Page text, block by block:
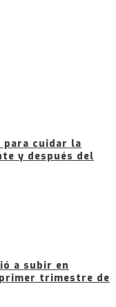
para cuidar la
y después del
a subir en
trimestre de